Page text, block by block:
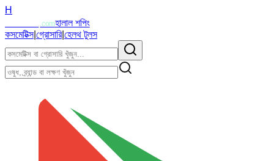
H
.comহালাল শপিং
কসমেটিক্স|গ্রোসারি|হেলথ টুলস